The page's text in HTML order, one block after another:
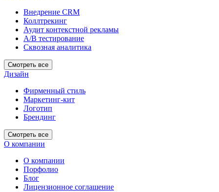
Внедрение CRM
Коллтрекинг
Аудит контекстной рекламы
А/В тестирование
Сквозная аналитика
Смотреть все
Дизайн
Фирменный стиль
Маркетинг-кит
Логотип
Брендинг
Смотреть все
О компании
О компании
Порфолио
Блог
Лицензионное соглашение